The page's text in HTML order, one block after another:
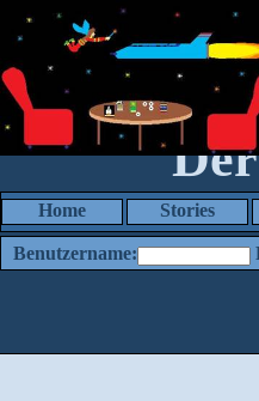
Home Stories
Benutzername: